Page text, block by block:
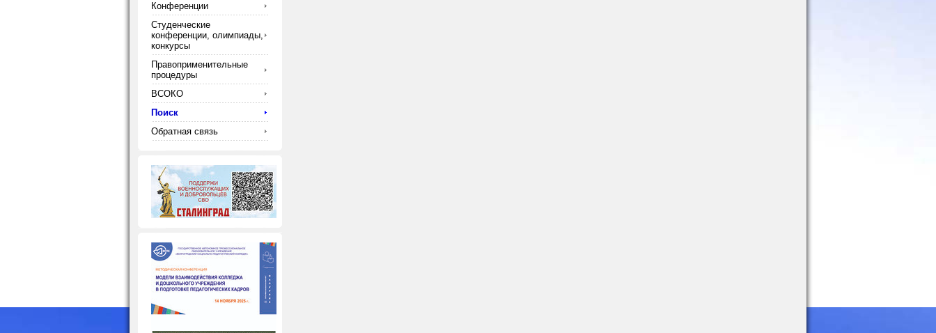
Конференции
Студенческие
конференции, олимпиады,
конкурсы
Правоприменительные
процедуры
ВСОКО
Поиск
Обратная связь